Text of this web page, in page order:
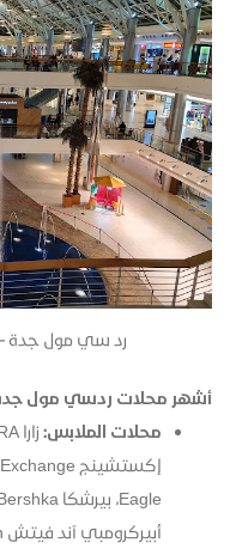
رد سي مول جدة –
أشهر محلات ردسي مول
محلات الملابس:
أبيركرومبي آند فيتش Abercrombie & Fitch.